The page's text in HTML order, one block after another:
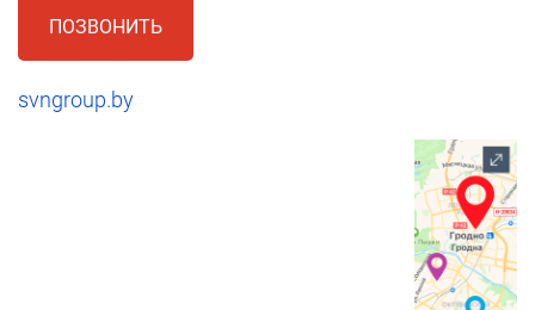
ПОЗВОНИТЬ
svngroup.by